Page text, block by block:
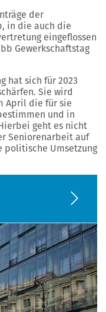
der
in die auch die
eingeflossen
Gewerkschaftstag
hat sich für 2023
Sie wird
April die für sie
und in
geht es nicht
Seniorenarbeit auf
politische Umsetzung